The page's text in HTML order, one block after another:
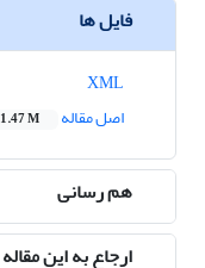
فایل ها
اصل مقاله
1.47 M
هم رسانی
ارجاع به این مقاله